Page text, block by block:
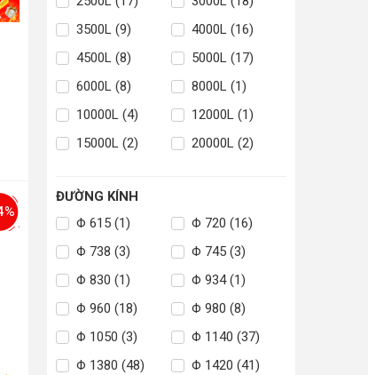
3500L (9)
4000L (16)
4500L (8)
5000L (17)
6000L (8)
8000L (1)
10000L (4)
12000L (1)
15000L (2)
20000L (2)
ĐƯỜNG KÍNH
Φ 615 (1)
Φ 720 (16)
Φ 738 (3)
Φ 745 (3)
Φ 830 (1)
Φ 934 (1)
Φ 960 (18)
Φ 980 (8)
Φ 1050 (3)
Φ 1140 (37)
Φ 1380 (48)
Φ 1420 (41)